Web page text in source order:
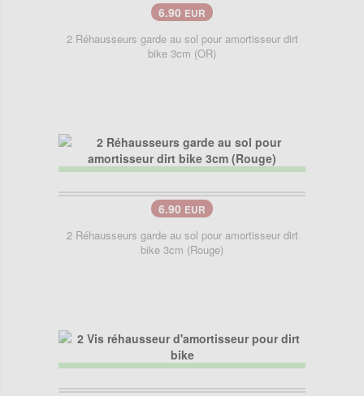
6.90 EUR
2 Réhausseurs garde au sol pour amortisseur dirt
bike 3cm (OR)
6.90 EUR
2 Réhausseurs garde au sol pour amortisseur dirt
bike 3cm (Rouge)